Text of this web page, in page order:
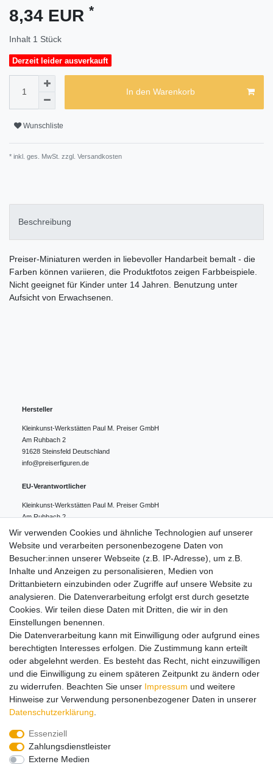
8,34 EUR *
Inhalt 1 Stück
Derzeit leider ausverkauft
In den Warenkorb
Wunschliste
* inkl. ges. MwSt. zzgl. Versandkosten
Beschreibung
Preiser-Miniaturen werden in liebevoller Handarbeit bemalt - die
Farben können variieren, die Produktfotos zeigen Farbbeispiele.
Nicht geeignet für Kinder unter 14 Jahren. Benutzung unter
Aufsicht von Erwachsenen.
Hersteller
Kleinkunst-Werkstätten Paul M. Preiser GmbH
Am Ruhbach 2
91628 Steinsfeld Deutschland
info@preiserfiguren.de
EU-Verantwortlicher
Kleinkunst-Werkstätten Paul M. Preiser GmbH
Am Ruhbach 2
Steinsfeld
Deutschland
Hinweise zur Batterieentsorgung
Lieferung und Versand
Impressum Daten­schutz­erklärung AGB
Barrierefreiheitserklärung
Vertrag widerrufen
Wir verwenden Cookies und ähnliche Technologien auf unserer
Website und verarbeiten personenbezogene Daten von
Besucher:innen unserer Webseite (z.B. IP-Adresse), um z.B.
Inhalte und Anzeigen zu personalisieren, Medien von
Drittanbietern einzubinden oder Zugriffe auf unsere Website zu
analysieren. Die Datenverarbeitung erfolgt erst durch gesetzte
Cookies. Wir teilen diese Daten mit Dritten, die wir in den
Einstellungen benennen.
Die Datenverarbeitung kann mit Einwilligung oder aufgrund eines
berechtigten Interesses erfolgen. Die Zustimmung kann erteilt
oder abgelehnt werden. Es besteht das Recht, nicht einzuwilligen
und die Einwilligung zu einem späteren Zeitpunkt zu ändern oder
zu widerrufen. Beachten Sie unser Impressum und weitere
Hinweise zur Verwendung personenbezogener Daten in unserer
Daten­schutz­erklärung
Essenziell
Zahlungsdienstleister
Externe Medien